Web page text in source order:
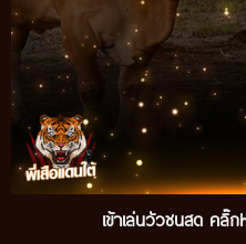
เข้าเล่นวัวชนสด คลิ๊ก